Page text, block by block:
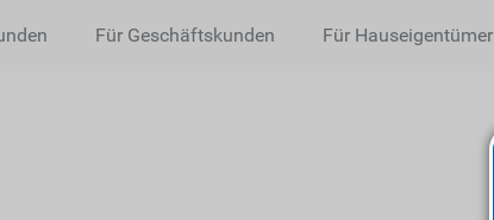
Für Geschäftskunden Für Hauseigentümer